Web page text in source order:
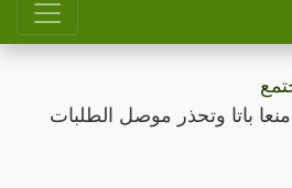
باتا وتحذر موصل الطلبات